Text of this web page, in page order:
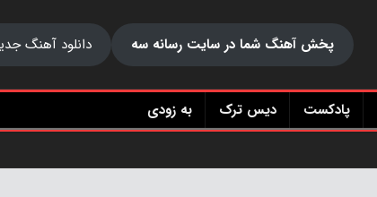
پخش آهنگ شما در سایت رسانه سه دانلود آهنگ
پادکست دیس ترک به زودی